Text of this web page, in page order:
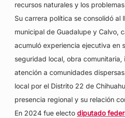
recursos naturales y los
Su carrera política se consolidó al
municipal de Guadalupe y Calvo,
acumuló experiencia ejecutiva en
seguridad local, obra
atención a comunidades
local por el Distrito 22 de
presencia regional y su relación
En 2024 fue electo diputado